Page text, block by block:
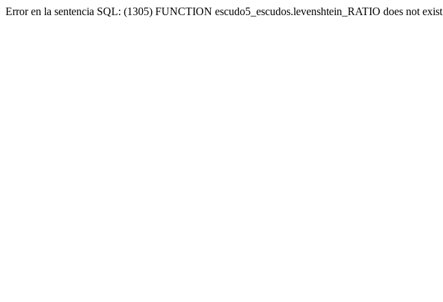
Error en la sentencia SQL: (1305) FUNCTION escudo5_escudos.levenshtein_RATIO does not exist